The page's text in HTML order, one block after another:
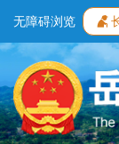
无障碍浏览